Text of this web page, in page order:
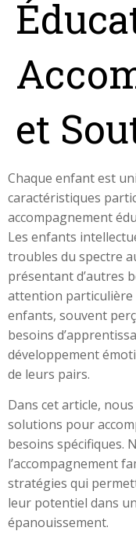
et
Chaque enfant est
caractéristiques
accompagnement
Les enfants
troubles du spectre
présentant d’autres
attention particulière
enfants, souvent
besoins
développement
de leurs pairs.
Dans cet article,
solutions pour
besoins spécifiques.
l’accompagnement
stratégies qui
leur potentiel dans
épanouissement.